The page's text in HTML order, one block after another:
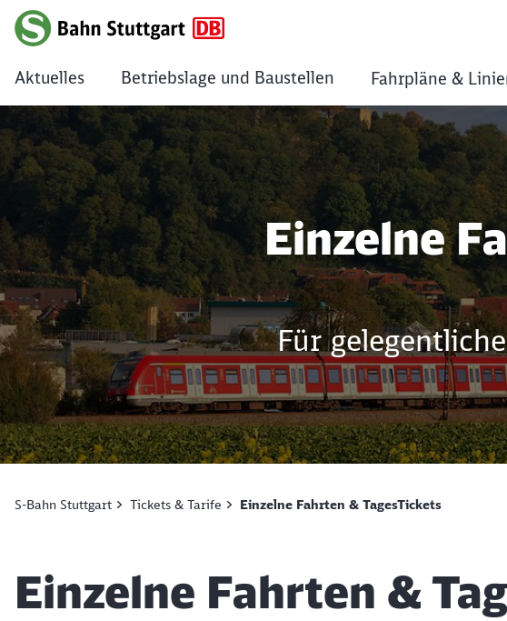
Einzelne Fahrten &
Aktuelles Betriebslage und Baustellen Fahrpläne &
Einzelne
Für
S-Bahn Stuttgart Tickets & Tarife Einzelne Fahrten & TagesTickets
Artikel:
Einzelne Fahrten &